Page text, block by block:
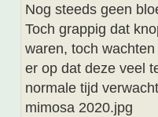
Nog steeds geen
Toch grappig dat
waren, toch
er op dat deze veel
normale tijd
mimosa 2020.jpg